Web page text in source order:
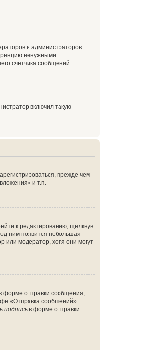
и администраторов.
ненужными
счётчика сообщений.
включил такую
прежде чем
и т.п.
к редактированию, щёлкнув
ним появится небольшая
или модератор, хотя они могут
форме отправки сообщения,
«Отправка сообщений»
подпись в форме отправки